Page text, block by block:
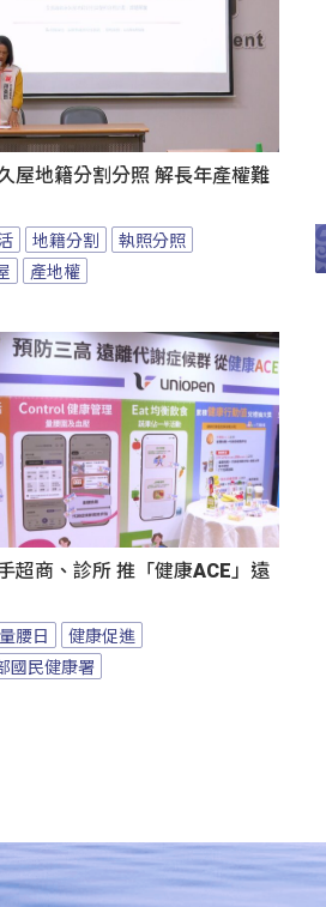
屋地籍分割分照 解長年產權難
地籍分割
執照分照
產地權
超商、診所 推「健康ACE」遠
腰日
健康促進
國民健康署